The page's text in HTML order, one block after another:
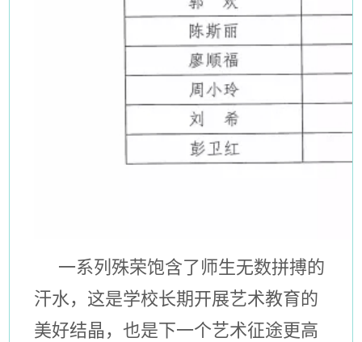
一系列殊荣饱含了师生无数拼搏的
汗水，这是学校长期开展艺术教育的
美好结晶，也是下一个艺术征途更高